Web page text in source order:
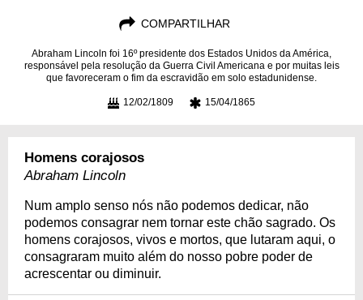
COMPARTILHAR
Abraham Lincoln foi 16º presidente dos Estados Unidos da América,
responsável pela resolução da Guerra Civil Americana e por muitas leis
que favoreceram o fim da escravidão em solo estadunidense.
12/02/1809 15/04/1865
Homens corajosos
Abraham Lincoln
Num amplo senso nós não podemos dedicar, não
podemos consagrar nem tornar este chão sagrado. Os
homens corajosos, vivos e mortos, que lutaram aqui, o
consagraram muito além do nosso pobre poder de
acrescentar ou diminuir.